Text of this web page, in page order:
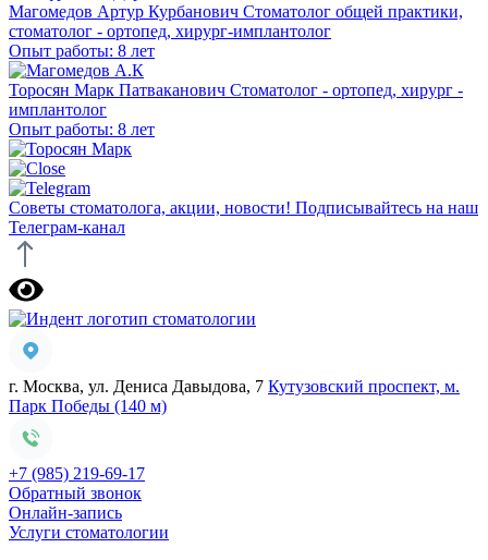
Магомедов Артур Курбанович Стоматолог общей практики,
стоматолог - ортопед, хирург-имплантолог
Опыт работы: 8 лет
Торосян Марк Патваканович Стоматолог - ортопед, хирург -
имплантолог
Опыт работы: 8 лет
Советы стоматолога, акции, новости! Подписывайтесь на наш
Телеграм-канал
г. Москва, ул. Дениса Давыдова, 7 Кутузовский проспект, м.
Парк Победы (140 м)
+7 (985) 219-69-17
Обратный звонок
Онлайн-запись
Услуги стоматологии